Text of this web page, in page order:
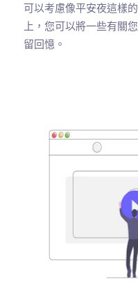
可以考慮像平安夜這樣
上，您可以將一些有關
留回憶。